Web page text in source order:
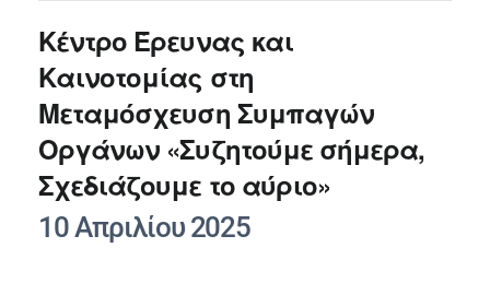
Κέντρο Έρευνας και
Καινοτομίας στη
Μεταμόσχευση Συμπαγών
Οργάνων «Συζητούμε σήμερα,
Σχεδιάζουμε το αύριο»
10 Απριλίου 2025